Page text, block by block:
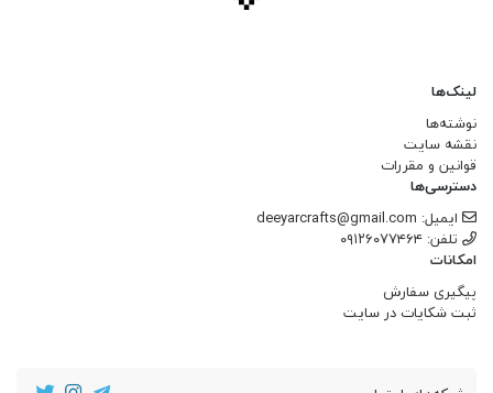
لینک‌ها
نوشته‌ها
نقشه سایت
قوانین و مقررات
دسترسی‌ها
ایمیل: deeyarcrafts@gmail.com
تلفن: ۰۹۱۲۶۰۷۷۴۶۴
امکانات
پیگیری سفارش
ثبت شکایات در سایت